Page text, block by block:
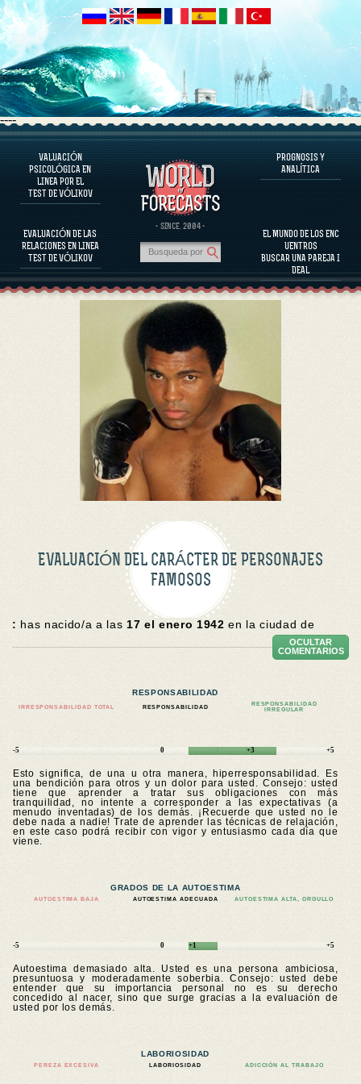
----
VALUACIÓN
PSICOLÓGICA EN
LINEA POR EL
TEST DE VÓLIKOV
EVALUACIÓN DE LAS
RELACIONES EN LINEA
TEST DE VÓLIKOV
· SINCE. 2004 ·
PROGNOSIS Y
ANALÍTICA
EL MUNDO DE LOS ENC
UENTROS
BUSCAR UNA PAREJA I
DEAL
EL PROGRAMA
EVALUAR EL CARÁCTER
EVALUACIÓN DEL CARÁCTER DE PERSONAJES FAMOSOS
EL PROGRAMA
EVALUAR LA COMPATIBILIDAD DE LA PAREJA
PROGNOSIS Y ANALÍTICA
EVALUACIÓN DEL CARÁCTER DE PERSONAJES
FAMOSOS
: has nacido/a a las 17 el enero 1942 en la ciudad de
OCULTAR
COMENTARIOS
RESPONSABILIDAD
IRRESPONSABILIDAD TOTAL RESPONSABILIDAD
RESPONSABILIDAD
IRREGULAR
-5 0 +3 +5
Esto significa, de una u otra manera, hiperresponsabilidad. Es
una bendición para otros y un dolor para usted. Consejo: usted
tiene que aprender a tratar sus obligaciones con más
tranquilidad, no intente a corresponder a las expectativas (a
menudo inventadas) de los demás. ¡Recuerde que usted no le
debe nada a nadie! Trate de aprender las técnicas de relajación,
en este caso podrá recibir con vigor y entusiasmo cada día que
viene.
GRADOS DE LA AUTOESTIMA
AUTOESTIMA BAJA AUTOESTIMA ADECUADA AUTOESTIMA ALTA, ORGULLO
-5 0 +1 +5
Autoestima demasiado alta. Usted es una persona ambiciosa,
presuntuosa y moderadamente soberbia. Consejo: usted debe
entender que su importancia personal no es su derecho
concedido al nacer, sino que surge gracias a la evaluación de
usted por los demás.
LABORIOSIDAD
PEREZA EXCESIVA LABORIOSIDAD ADICCIÓN AL TRABAJO